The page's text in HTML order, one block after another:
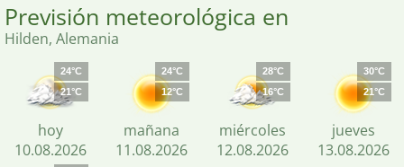
Previsión meteorológica en
Hilden, Alemania
24°C
21°C
hoy
10.08.2026
24°C
12°C
mañana
11.08.2026
28°C
16°C
miércoles
12.08.2026
30°C
21°C
jueves
13.08.2026